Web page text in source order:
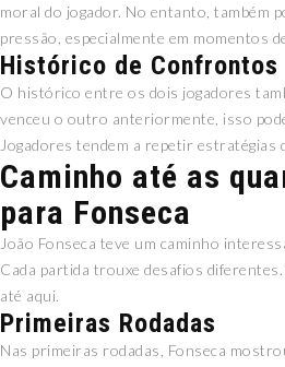
moral do jogador. No entanto, também
pressão, especialmente em momentos
Histórico de Confrontos
O histórico entre os dois jogadores
venceu o outro anteriormente, isso
Jogadores tendem a repetir estratégias
Caminho até as
para Fonseca
João Fonseca teve um caminho
Cada partida trouxe desafios
até aqui.
Primeiras Rodadas
Nas primeiras rodadas, Fonseca